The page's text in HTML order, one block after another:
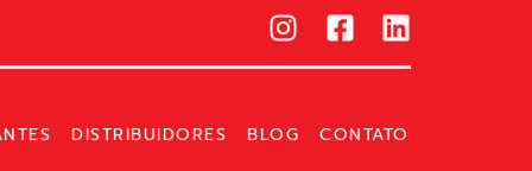
DISTRIBUIDORES BLOG CONTATO